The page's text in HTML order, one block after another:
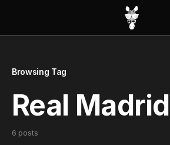
Browsing Tag
Real Madrid
6 posts